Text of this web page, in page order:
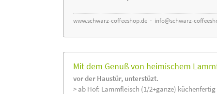
www.schwarz-coffeeshop.de · info@schwarz-
Mit dem Genuß von heimischem
vor der Haustür, unterstüzt.
> ab Hof: Lammfleisch (1/2+ganze)